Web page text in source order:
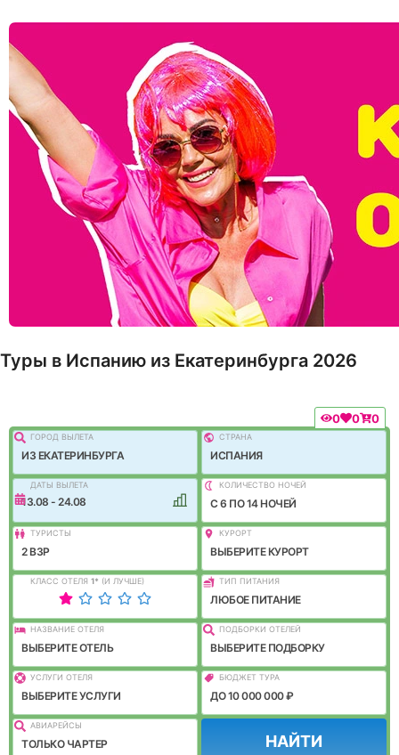
Туры в Испанию из Екатеринбурга 2026
0 0 0
ГОРОД ВЫЛEТА
ИЗ ЕКАТЕРИНБУРГА
СТРАНА
ИСПАНИЯ
ДАТЫ ВЫЛЕТА
13.08 - 24.08
КОЛИЧЕСТВО НОЧЕЙ
C 6 ПО 14 НОЧЕЙ
ТУРИСТЫ
2 ВЗР
КУРОРТ
ВЫБЕРИТЕ КУРОРТ
КЛАСС ОТЕЛЯ 1* (И ЛУЧШЕ) ТИП ПИТАНИЯ
ЛЮБОЕ ПИТАНИЕ
НАЗВАНИЕ ОТЕЛЯ
ВЫБЕРИТЕ ОТЕЛЬ
ПОДБОРКИ ОТЕЛЕЙ
ВЫБЕРИТЕ ПОДБОРКУ
УСЛУГИ ОТЕЛЯ
ВЫБЕРИТЕ УСЛУГИ
БЮДЖЕТ ТУРА
ДО 10 000 000 ₽
АВИАРЕЙСЫ
ТОЛЬКО ЧАРТЕР НАЙТИ